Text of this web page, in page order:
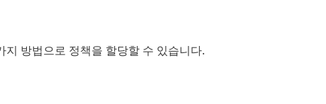
방법으로 정책을 할당할 수 있습니다.